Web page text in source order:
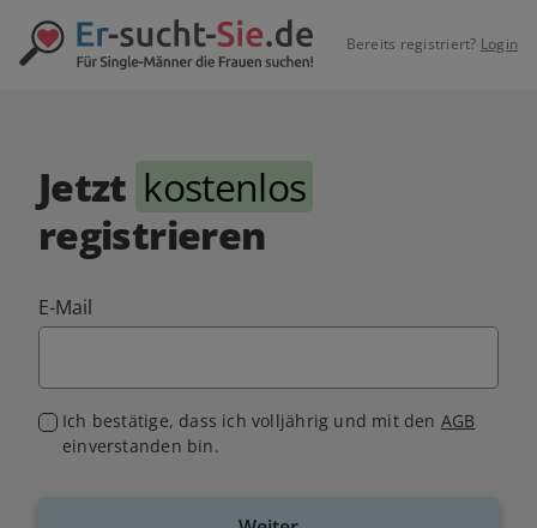
Bereits registriert? Login
Jetzt kostenlos
registrieren
E-Mail
Ich bestätige, dass ich volljährig und mit den AGB
einverstanden bin.